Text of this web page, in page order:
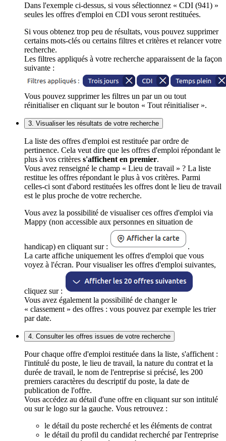
Dans l'exemple ci-dessus, si vous sélectionnez « CDI (941) »
seules les offres d'emploi en CDI vous seront restituées.
Si vous obtenez trop peu de résultats, vous pouvez supprimer
certains mots-clés ou certains filtres et critères et relancer votre
recherche.
Les filtres appliqués à votre recherche apparaissent de la façon
suivante :
Vous pouvez supprimer les filtres un par un ou tout
réinitialiser en cliquant sur le bouton « Tout réinitialiser ».
3. Visualiser les résultats de votre recherche
La liste des offres d'emploi est restituée par ordre de
pertinence. Cela veut dire que les offres d'emploi répondant le
plus à vos critères s'affichent en premier.
Vous avez renseigné le champ « Lieu de travail » ? La liste
restitue les offres répondant le plus à vos critères. Parmi
celles-ci sont d'abord restituées les offres dont le lieu de travail
est le plus proche de votre recherche.
Vous avez la possibilité de visualiser ces offres d'emploi via
Mappy (non accessible aux personnes en situation de
handicap) en cliquant sur :
.
La carte affiche uniquement les offres d'emploi que vous
voyez à l'écran. Pour visualiser les offres d'emploi suivantes,
cliquez sur :
Vous avez également la possibilité de changer le
« classement » des offres : vous pouvez par exemple les trier
par date.
4. Consulter les offres issues de votre recherche
Pour chaque offre d'emploi restituée dans la liste, s'affichent :
l'intitulé du poste, le lieu de travail, la nature du contrat et la
durée de travail, le nom de l'entreprise si précisé, les 200
premiers caractères du descriptif du poste, la date de
publication de l'offre.
Vous accédez au détail d'une offre en cliquant sur son intitulé
ou sur le logo sur la gauche. Vous retrouvez :
le détail du poste recherché et les éléments de contrat
le détail du profil du candidat recherché par l'entreprise